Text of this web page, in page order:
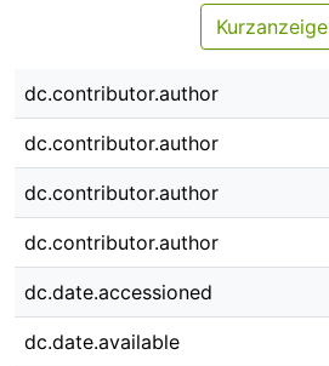
Kurzanzeige
dc.contributor.author
dc.contributor.author
dc.contributor.author
dc.contributor.author
dc.date.accessioned
dc.date.available